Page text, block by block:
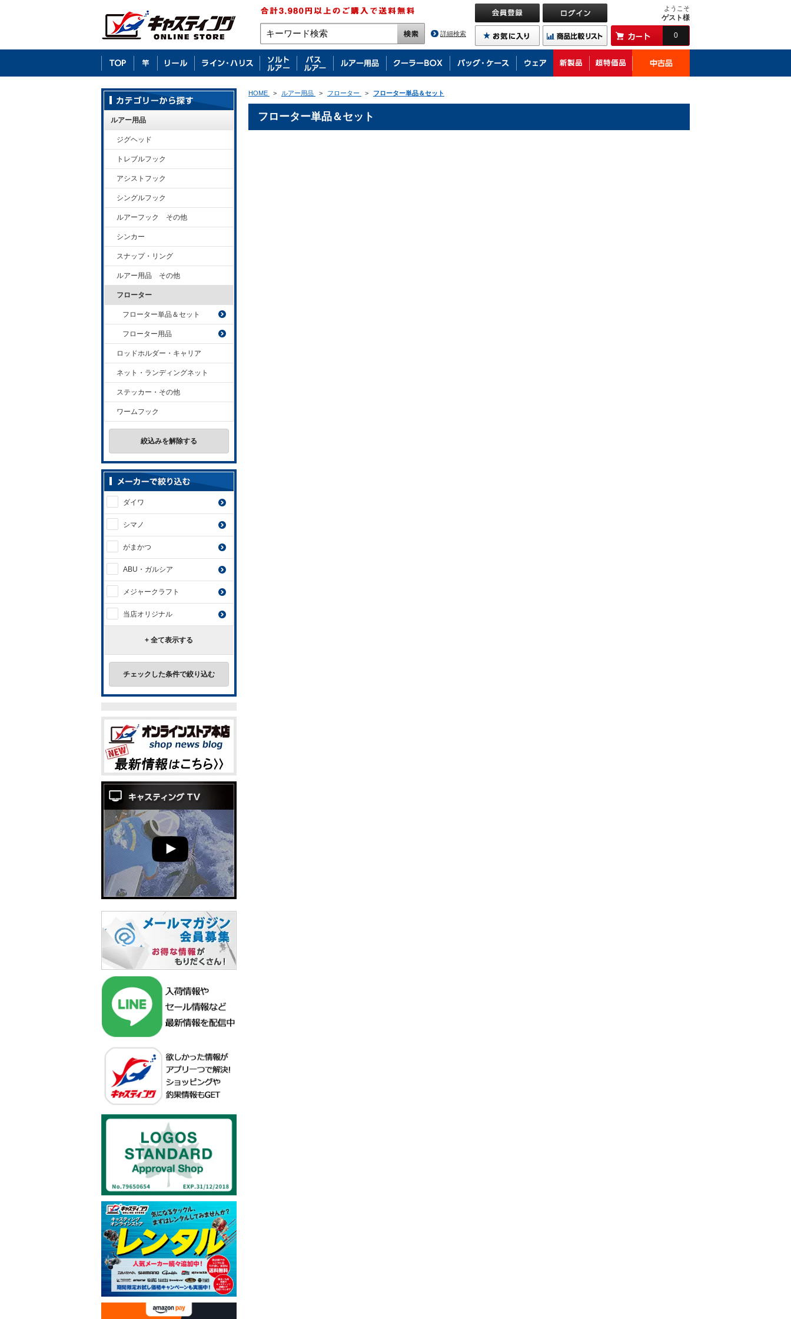
詳細検索
ようこそ
ゲスト様
0
HOME > ルアー用品 > フローター > フローター単品＆セット
フローター単品＆セット
ルアー用品
ジグヘッド
トレブルフック
アシストフック
シングルフック
ルアーフック その他
シンカー
スナップ・リング
ルアー用品 その他
フローター
フローター単品＆セット
フローター用品
ロッドホルダー・キャリア
ネット・ランディングネット
ステッカー・その他
ワームフック
絞込みを解除する
ダイワ
シマノ
がまかつ
ABU・ガルシア
メジャークラフト
当店オリジナル
+ 全て表示する
チェックした条件で絞り込む